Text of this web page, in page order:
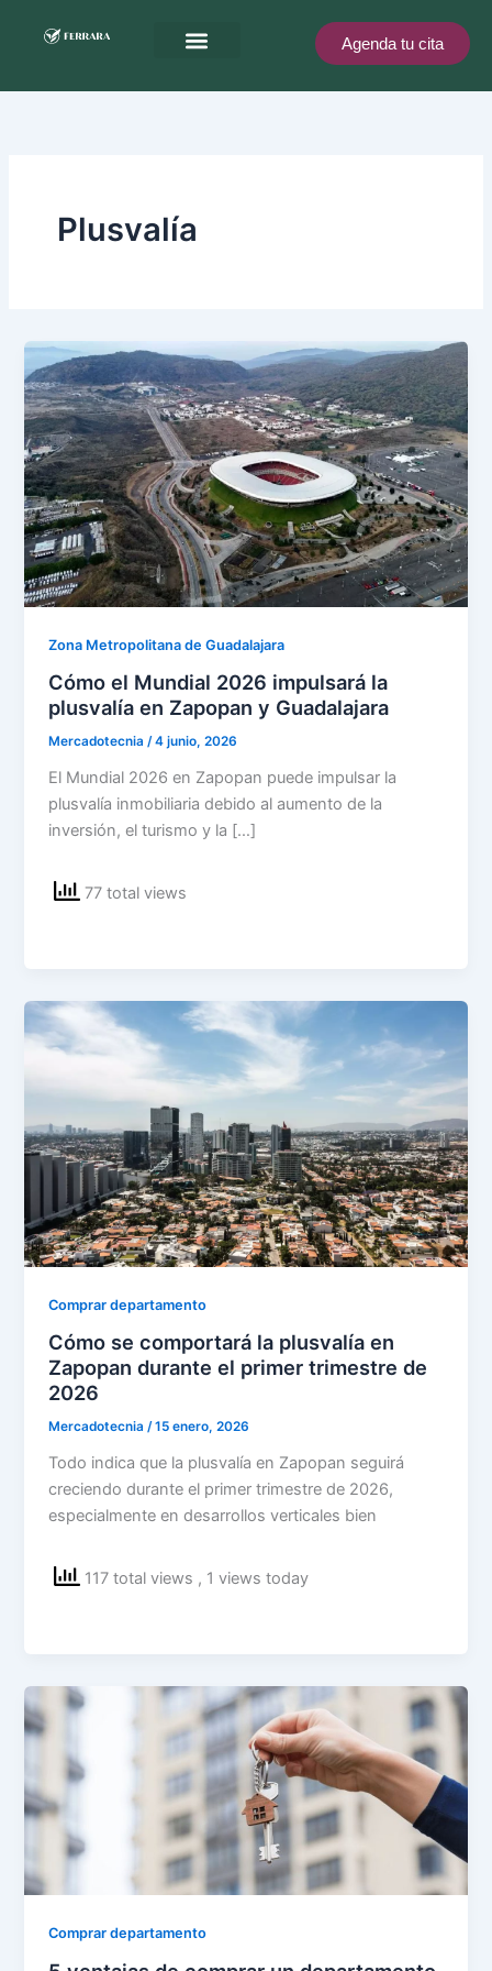
Agenda tu cita
Plusvalía
Zona Metropolitana de Guadalajara
Cómo el Mundial 2026 impulsará la
plusvalía en Zapopan y Guadalajara
Mercadotecnia/4 junio, 2026
El Mundial 2026 en Zapopan puede impulsar la
plusvalía inmobiliaria debido al aumento de la
inversión, el turismo y la […]
77 total views
Comprar departamento
Cómo se comportará la plusvalía en
Zapopan durante el primer trimestre de
2026
Mercadotecnia/15 enero, 2026
Todo indica que la plusvalía en Zapopan seguirá
creciendo durante el primer trimestre de 2026,
especialmente en desarrollos verticales bien
117 total views , 1 views today
Comprar departamento